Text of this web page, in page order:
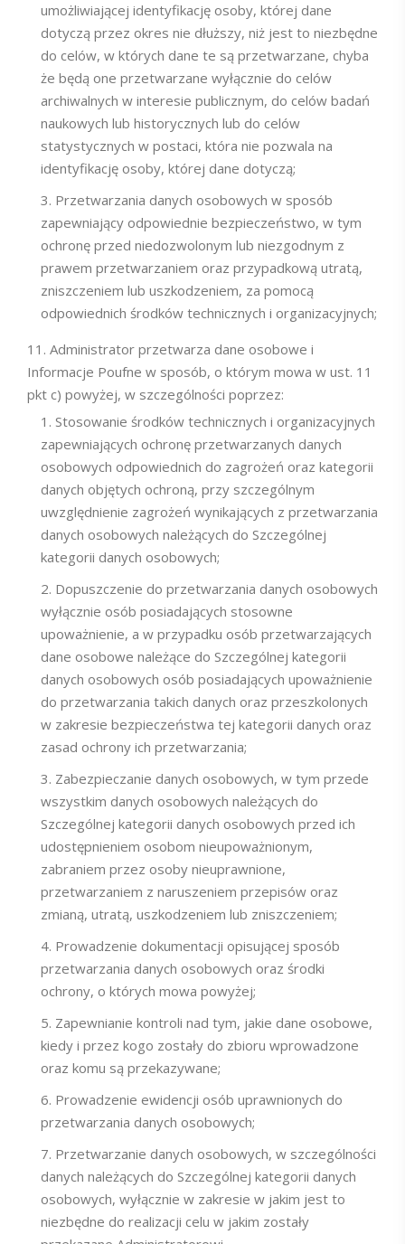
umożliwiającej identyfikację osoby, której dane
dotyczą przez okres nie dłuższy, niż jest to niezbędne
do celów, w których dane te są przetwarzane, chyba
że będą one przetwarzane wyłącznie do celów
archiwalnych w interesie publicznym, do celów badań
naukowych lub historycznych lub do celów
statystycznych w postaci, która nie pozwala na
identyfikację osoby, której dane dotyczą;
Przetwarzania danych osobowych w sposób
zapewniający odpowiednie bezpieczeństwo, w tym
ochronę przed niedozwolonym lub niezgodnym z
prawem przetwarzaniem oraz przypadkową utratą,
zniszczeniem lub uszkodzeniem, za pomocą
odpowiednich środków technicznych i organizacyjnych;
Administrator przetwarza dane osobowe i
Informacje Poufne w sposób, o którym mowa w ust. 11
pkt c) powyżej, w szczególności poprzez:
Stosowanie środków technicznych i organizacyjnych
zapewniających ochronę przetwarzanych danych
osobowych odpowiednich do zagrożeń oraz kategorii
danych objętych ochroną, przy szczególnym
uwzględnienie zagrożeń wynikających z przetwarzania
danych osobowych należących do Szczególnej
kategorii danych osobowych;
Dopuszczenie do przetwarzania danych osobowych
wyłącznie osób posiadających stosowne
upoważnienie, a w przypadku osób przetwarzających
dane osobowe należące do Szczególnej kategorii
danych osobowych osób posiadających upoważnienie
do przetwarzania takich danych oraz przeszkolonych
w zakresie bezpieczeństwa tej kategorii danych oraz
zasad ochrony ich przetwarzania;
Zabezpieczanie danych osobowych, w tym przede
wszystkim danych osobowych należących do
Szczególnej kategorii danych osobowych przed ich
udostępnieniem osobom nieupoważnionym,
zabraniem przez osoby nieuprawnione,
przetwarzaniem z naruszeniem przepisów oraz
zmianą, utratą, uszkodzeniem lub zniszczeniem;
Prowadzenie dokumentacji opisującej sposób
przetwarzania danych osobowych oraz środki
ochrony, o których mowa powyżej;
Zapewnianie kontroli nad tym, jakie dane osobowe,
kiedy i przez kogo zostały do zbioru wprowadzone
oraz komu są przekazywane;
Prowadzenie ewidencji osób uprawnionych do
przetwarzania danych osobowych;
Przetwarzanie danych osobowych, w szczególności
danych należących do Szczególnej kategorii danych
osobowych, wyłącznie w zakresie w jakim jest to
niezbędne do realizacji celu w jakim zostały